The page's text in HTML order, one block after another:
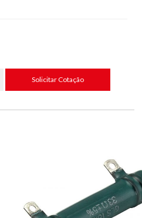
Solicitar Cotação